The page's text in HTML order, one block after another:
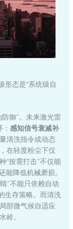
形态是“系统级自
御”。未来激光雷
：感知信号衰减补
清洗指令或动态
在轻度粉尘下仅
“按需打击”不仅能
能降低机械磨损。
”不能只依赖自动
生存策略。而清洗
部微气候自适应
岭。